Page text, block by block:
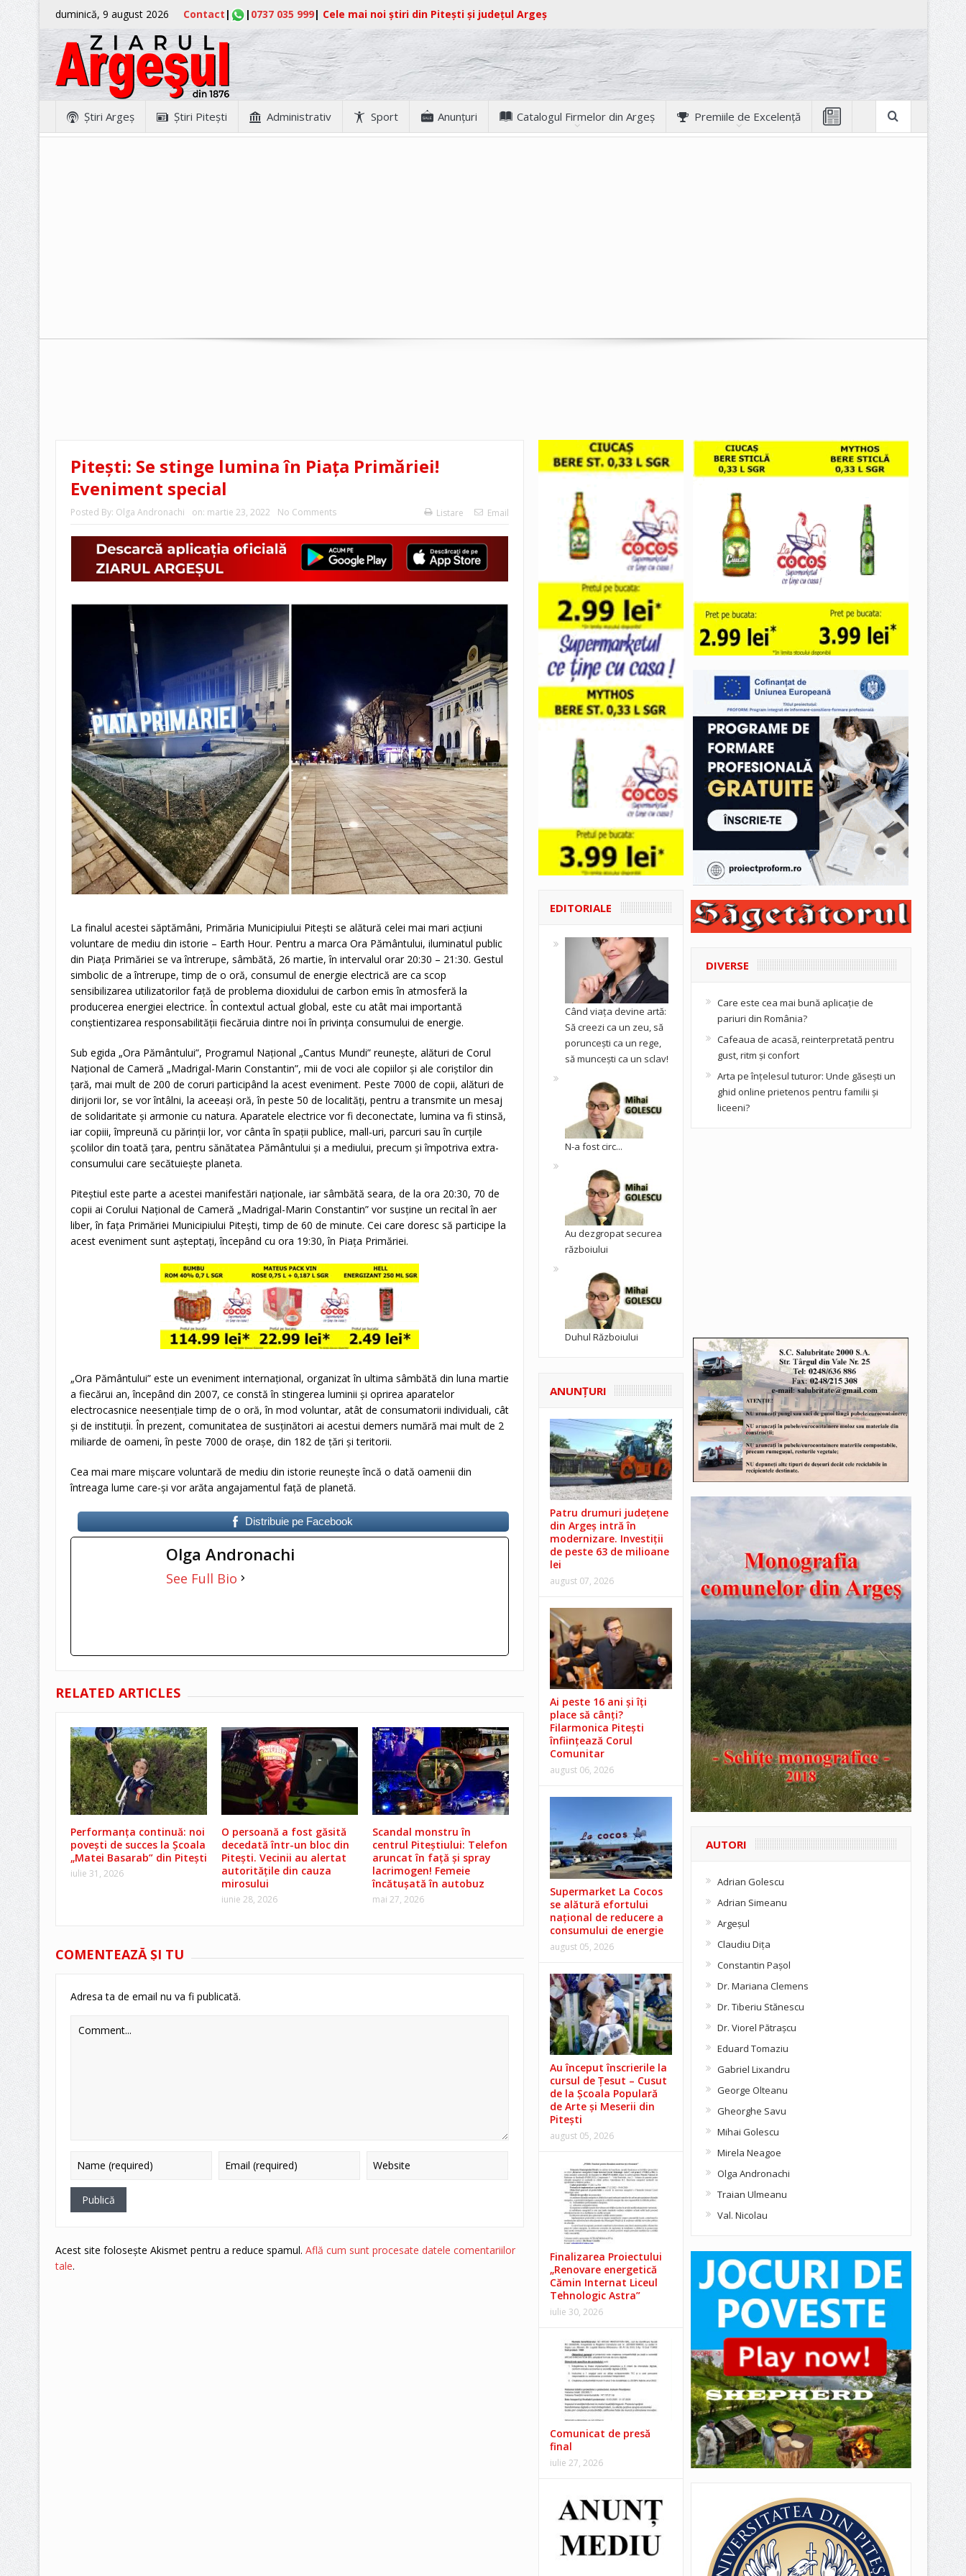
duminică, 9 august 2026 Contact | | 0737 035 999| Cele mai noi știri din Pitești și județul Argeș
Ştiri Argeş Ştiri Piteşti Administrativ Sport Anunţuri Catalogul Firmelor din Argeș Premiile de Excelență
Pitești: Se stinge lumina în Piața Primăriei!
Eveniment special
Posted By: Olga Andronachi on: martie 23, 2022 No Comments Listare Email
La finalul acestei săptămâni, Primăria Municipiului Pitești se alătură celei mai mari acțiuni
voluntare de mediu din istorie – Earth Hour. Pentru a marca Ora Pământului, iluminatul public
din Piața Primăriei se va întrerupe, sâmbătă, 26 martie, în intervalul orar 20:30 – 21:30. Gestul
simbolic de a întrerupe, timp de o oră, consumul de energie electrică are ca scop
sensibilizarea utilizatorilor față de problema dioxidului de carbon emis în atmosferă la
producerea energiei electrice. În contextul actual global, este cu atât mai importantă
conștientizarea responsabilității fiecăruia dintre noi în privința consumului de energie.
Sub egida „Ora Pământului”, Programul Național „Cantus Mundi” reunește, alături de Corul
Național de Cameră „Madrigal-Marin Constantin”, mii de voci ale copiilor și ale coriștilor din
țară, mai mult de 200 de coruri participând la acest eveniment. Peste 7000 de copii, alături de
dirijorii lor, se vor întâlni, la aceeași oră, în peste 50 de localități, pentru a transmite un mesaj
de solidaritate și armonie cu natura. Aparatele electrice vor fi deconectate, lumina va fi stinsă,
iar copiii, împreună cu părinții lor, vor cânta în spații publice, mall-uri, parcuri sau în curțile
școlilor din toată țara, pentru sănătatea Pământului și a mediului, precum și împotriva extra-
consumului care secătuiește planeta.
Piteștiul este parte a acestei manifestări naționale, iar sâmbătă seara, de la ora 20:30, 70 de
copii ai Corului Național de Cameră „Madrigal-Marin Constantin” vor susține un recital în aer
liber, în fața Primăriei Municipiului Pitești, timp de 60 de minute. Cei care doresc să participe la
acest eveniment sunt așteptați, începând cu ora 19:30, în Piața Primăriei.
„Ora Pământului” este un eveniment internațional, organizat în ultima sâmbătă din luna martie
a fiecărui an, începând din 2007, ce constă în stingerea luminii și oprirea aparatelor
electrocasnice neesențiale timp de o oră, în mod voluntar, atât de consumatorii individuali, cât
și de instituții. În prezent, comunitatea de susținători ai acestui demers numără mai mult de 2
miliarde de oameni, în peste 7000 de orașe, din 182 de țări și teritorii.
Cea mai mare mișcare voluntară de mediu din istorie reunește încă o dată oamenii din
întreaga lume care-și vor arăta angajamentul față de planetă.
Distribuie pe Facebook
Olga Andronachi
See Full Bio
RELATED ARTICLES
Performanța continuă: noi
povești de succes la Școala
„Matei Basarab” din Pitești
iulie 31, 2026
O persoană a fost găsită
decedată într-un bloc din
Pitești. Vecinii au alertat
autoritățile din cauza
mirosului
iunie 28, 2026
Scandal monstru în
centrul Piteștiului: Telefon
aruncat în față și spray
lacrimogen! Femeie
încătușată în autobuz
mai 27, 2026
COMENTEAZĂ ŞI TU
Adresa ta de email nu va fi publicată.
Acest site folosește Akismet pentru a reduce spamul. Află cum sunt procesate datele comentariilor
tale.
EDITORIALE
Când viața devine artă:
Să creezi ca un zeu, să
poruncești ca un rege,
să muncești ca un sclav!
N-a fost circ...
Au dezgropat securea
războiului
Duhul Războiului
ANUNŢURI
Patru drumuri județene
din Argeș intră în
modernizare. Investiții
de peste 63 de milioane
lei
august 07, 2026
Ai peste 16 ani și îți
place să cânți?
Filarmonica Pitești
înființează Corul
Comunitar
august 06, 2026
Supermarket La Cocos
se alătură efortului
național de reducere a
consumului de energie
august 05, 2026
Au început înscrierile la
cursul de Țesut – Cusut
de la Școala Populară
de Arte și Meserii din
Pitești
august 05, 2026
Finalizarea Proiectului
„Renovare energetică
Cămin Internat Liceul
Tehnologic Astra”
iulie 30, 2026
Comunicat de presă
final
iulie 27, 2026
DIVERSE
Care este cea mai bună aplicație de
pariuri din România?
Cafeaua de acasă, reinterpretată pentru
gust, ritm și confort
Arta pe înțelesul tuturor: Unde găsești un
ghid online prietenos pentru familii și
liceeni?
AUTORI
Adrian Golescu
Adrian Simeanu
Argeşul
Claudiu Diţa
Constantin Pașol
Dr. Mariana Clemens
Dr. Tiberiu Stănescu
Dr. Viorel Pătraşcu
Eduard Tomaziu
Gabriel Lixandru
George Olteanu
Gheorghe Savu
Mihai Golescu
Mirela Neagoe
Olga Andronachi
Traian Ulmeanu
Val. Nicolau